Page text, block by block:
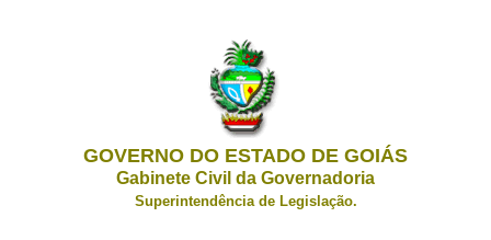
GOVERNO DO ESTADO DE GOIÁS
Gabinete Civil da Governadoria
Superintendência de Legislação.